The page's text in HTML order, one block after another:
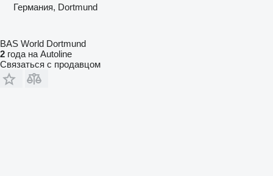
Германия, Dortmund
BAS World Dortmund
2 года на Autoline
Связаться с продавцом